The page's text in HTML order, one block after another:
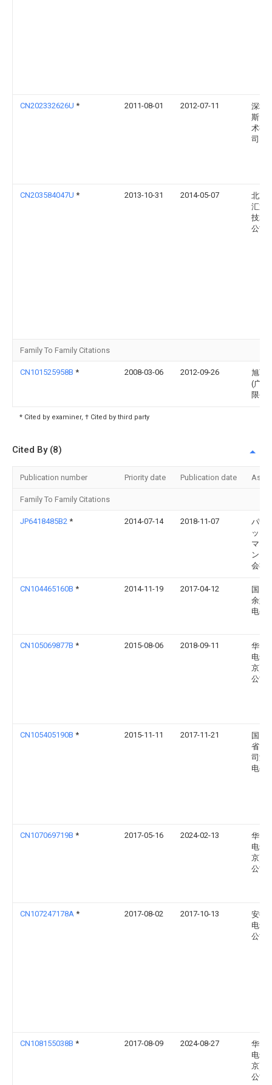
CN202332626U * 2011-08-01 2012-07-11
深圳
斯电
术有
司
CN203584047U * 2013-10-31 2014-05-07
北京
汇通
技术
公司
Family To Family Citations
CN101525958B * 2008-03-06 2012-09-26
旭丽
(广州
限公
* Cited by examiner, † Cited by third party
Cited By (8)
Publication number Priority date Publication date
Family To Family Citations
JP6418485B2 * 2014-07-14 2018-11-07
パナ
ック
マネ
ント
会社
CN104465160B * 2014-11-19 2017-04-12
国网
余姚
电公
CN105069877B * 2015-08-06 2018-09-11
华电
电气(
京)有
公司
CN105405190B * 2015-11-11 2017-11-21
国网
省电
司湖
电公
CN107069719B * 2017-05-16 2024-02-13
华电
电气(
京)有
公司
CN107247178A * 2017-08-02 2017-10-13
安徽
电气
公司
CN108155038B * 2017-08-09 2024-08-27
华电
电气(
京)有
公司